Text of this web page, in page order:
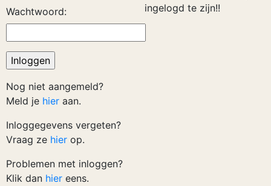
Wachtwoord:
Nog niet aangemeld?
Meld je hier aan.
Inloggegevens vergeten?
Vraag ze hier op.
Problemen met inloggen?
Klik dan hier eens.
ingelogd te zijn!!